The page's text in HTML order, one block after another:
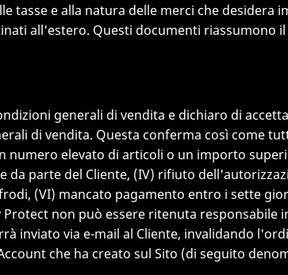
tasse e alla natura delle merci che desidera
all'estero. Questi documenti riassumono
generali di vendita e dichiaro di
di vendita. Questa conferma così come
elevato di articoli o un importo
parte del Cliente, (IV) rifiuto
(VI) mancato pagamento entro i sette
non può essere ritenuta
inviato via e-mail al Cliente, invalidando
che ha creato sul Sito (di seguito